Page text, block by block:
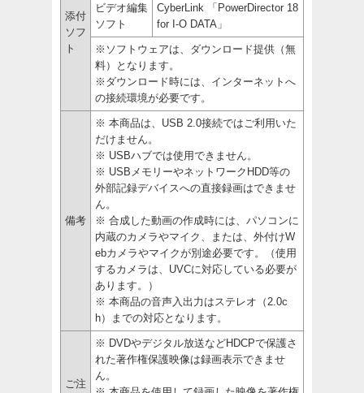
添付
ソフ
ト
ビデオ編集
ソフト
CyberLink 「PowerDirector 18
for I-O DATA」
※ソフトウェアは、ダウンロード提供（無
料）となります。
※ダウンロード時には、インターネットへ
の接続環境が必要です。
備考
※ 本商品は、USB 2.0接続ではご利用いた
だけません。
※ USBハブでは使用できません。
※ USBメモリーやネットワークHDD等の
外部記録デバイスへの直接録画はできませ
ん。
※ 合成した動画の作成時には、パソコンに
内蔵のカメラやマイク、または、外付けW
ebカメラやマイクが別途必要です。（使用
するカメラは、UVCに対応している必要が
あります。）
※ 本商品の音声入出力はステレオ（2.0c
h）までの対応となります。
ご注
※ DVDやデジタル放送などHDCPで保護さ
れた著作権保護映像は録画表示できませ
ん。